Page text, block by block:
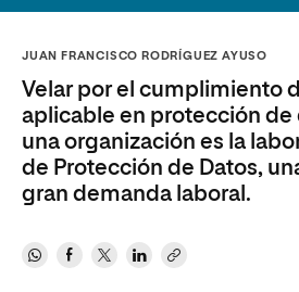
JUAN FRANCISCO RODRÍGUEZ AYUSO
Velar por el cumplimiento
aplicable en protección de
una organización es la
de Protección de Datos,
gran demanda laboral.